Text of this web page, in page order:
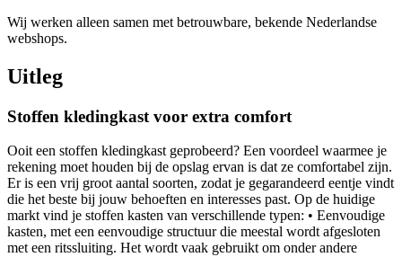
Wij werken alleen samen met betrouwbare, bekende Nederlandse
webshops.
Uitleg
Stoffen kledingkast voor extra comfort
Ooit een stoffen kledingkast geprobeerd? Een voordeel waarmee je
rekening moet houden bij de opslag ervan is dat ze comfortabel zijn.
Er is een vrij groot aantal soorten, zodat je gegarandeerd eentje vindt
die het beste bij jouw behoeften en interesses past. Op de huidige
markt vind je stoffen kasten van verschillende typen: • Eenvoudige
kasten, met een eenvoudige structuur die meestal wordt afgesloten
met een ritssluiting. Het wordt vaak gebruikt om onder andere